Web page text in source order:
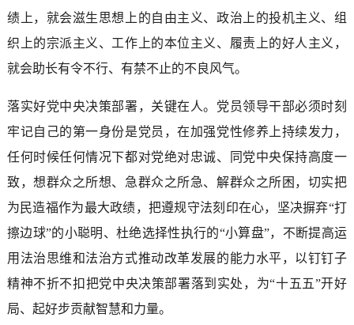
绩上，就会滋生思想上的自由主义、政治上的投机主义、组
织上的宗派主义、工作上的本位主义、履责上的好人主义，
就会助长有令不行、有禁不止的不良风气。
落实好党中央决策部署，关键在人。党员领导干部必须时刻
牢记自己的第一身份是党员，在加强党性修养上持续发力，
任何时候任何情况下都对党绝对忠诚、同党中央保持高度一
致，想群众之所想、急群众之所急、解群众之所困，切实把
为民造福作为最大政绩，把遵规守法刻印在心，坚决摒弃“打
擦边球”的小聪明、杜绝选择性执行的“小算盘”，不断提高运
用法治思维和法治方式推动改革发展的能力水平，以钉钉子
精神不折不扣把党中央决策部署落到实处，为“十五五”开好
局、起好步贡献智慧和力量。